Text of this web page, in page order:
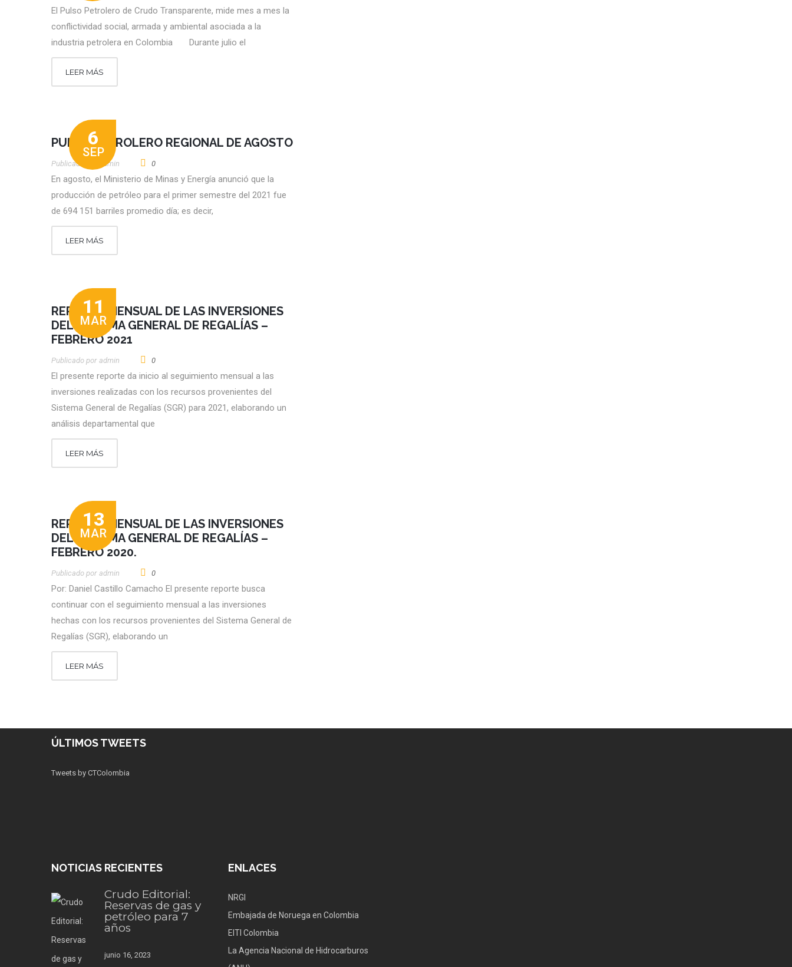
El Pulso Petrolero de Crudo Transparente, mide mes a mes la
conflictividad social, armada y ambiental asociada a la
industria petrolera en Colombia Durante julio el
LEER MÁS
6
SEP
PULSO PETROLERO REGIONAL DE AGOSTO
Publicado por Admin 0
En agosto, el Ministerio de Minas y Energía anunció que la
producción de petróleo para el primer semestre del 2021 fue
de 694 151 barriles promedio día; es decir,
LEER MÁS
11
MAR
REPORTE MENSUAL DE LAS INVERSIONES
DEL SISTEMA GENERAL DE REGALÍAS –
FEBRERO 2021
Publicado por Admin 0
El presente reporte da inicio al seguimiento mensual a las
inversiones realizadas con los recursos provenientes del
Sistema General de Regalías (SGR) para 2021, elaborando un
análisis departamental que
LEER MÁS
13
MAR
REPORTE MENSUAL DE LAS INVERSIONES
DEL SISTEMA GENERAL DE REGALÍAS –
FEBRERO 2020.
Publicado por Admin 0
Por: Daniel Castillo Camacho El presente reporte busca
continuar con el seguimiento mensual a las inversiones
hechas con los recursos provenientes del Sistema General de
Regalías (SGR), elaborando un
LEER MÁS
ÚLTIMOS TWEETS
Tweets by CTColombia
NOTICIAS RECIENTES
Crudo Editorial:
Reservas de gas y
petróleo para 7
años
junio 16, 2023
ENLACES
NRGI
Embajada de Noruega en Colombia
EITI Colombia
La Agencia Nacional de Hidrocarburos